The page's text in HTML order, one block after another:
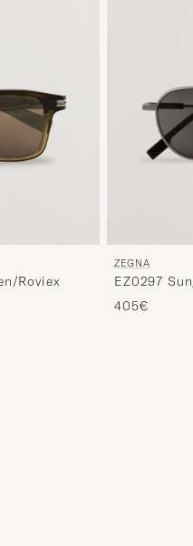
Roviex
ZEGNA
EZ0297
405€